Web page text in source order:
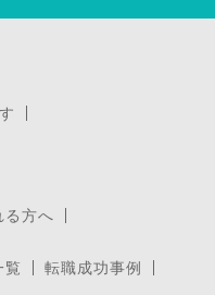
る方へ
覧
転職成功事例